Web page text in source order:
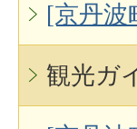
[京丹波
観光ガ